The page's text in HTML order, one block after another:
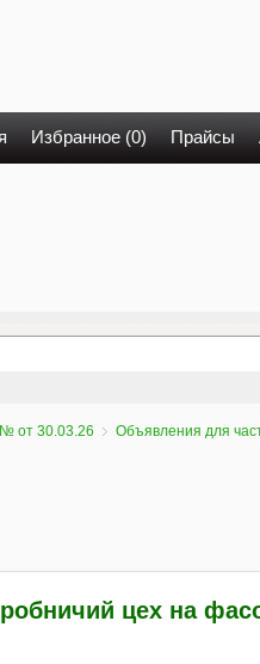
Избранное (0) Прайсы
от 30.03.26 Объявления для
цех на